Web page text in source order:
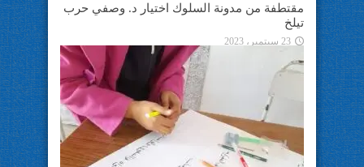
مقتطفة من مدونة السلوك اختيار د. وصفي حرب
تيلخ
23 سبتمبر، 2023